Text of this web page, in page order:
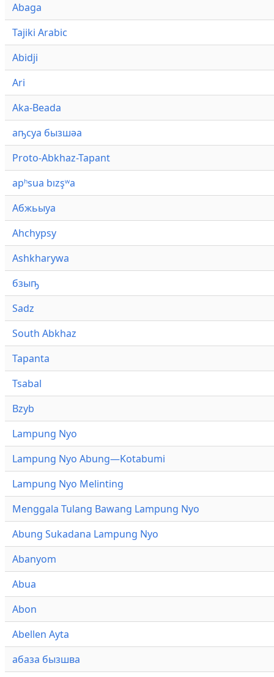
Abaga
Tajiki Arabic
Abidji
Ari
Aka-Beada
аҧсуа бызшәа
Proto-Abkhaz-Tapant
apʰsua bızşʷa
Абжьыуа
Ahchypsy
Ashkharywa
бзыҧ
Sadz
South Abkhaz
Tapanta
Tsabal
Bzyb
Lampung Nyo
Lampung Nyo Abung—Kotabumi
Lampung Nyo Melinting
Menggala Tulang Bawang Lampung Nyo
Abung Sukadana Lampung Nyo
Abanyom
Abua
Abon
Abellen Ayta
абаза бызшва